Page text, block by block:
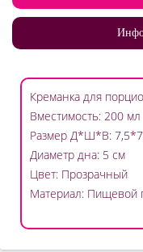
Креманка для
Вместимость: 200 мл
Размер Д*Ш*В:
Диаметр дна: 5 см
Цвет: Прозрачный
Материал: Пищевой